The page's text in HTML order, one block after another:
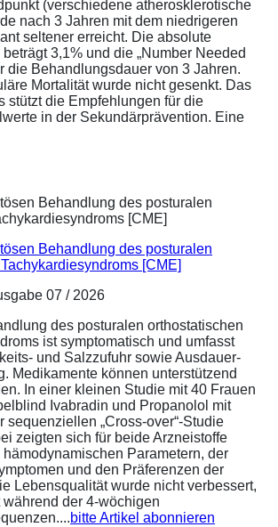
(verschiedene atherosklerotische
nach 3 Jahren mit dem niedrigeren
seltener erreicht. Die absolute
3,1% und die „Number Needed
die Behandlungsdauer von 3 Jahren.
Mortalität wurde nicht gesenkt. Das
stützt die Empfehlungen für die
in der Sekundärprävention. Eine
Behandlung des posturalen
[CME]
07 / 2026
des posturalen orthostatischen
ist symptomatisch und umfasst
und Salzzufuhr sowie Ausdauer-
Medikamente können unterstützend
In einer kleinen Studie mit 40 Frauen
Ivabradin und Propanolol mit
sequenziellen „Cross-over“-Studie
zeigten sich für beide Arzneistoffe
Parametern, der
und den Präferenzen der
Lebensqualität wurde nicht verbessert,
der 4-wöchigen
bitte Artikel abonnieren